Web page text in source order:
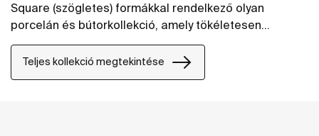
Square (szögletes) formákkal rendelkező olyan
porcelán és bútorkollekció, amely tökéletesen
kombinálható s bármely fürdőszobastílushoz kiválóan
alkalmazkodik.
Teljes kollekció megtekintése